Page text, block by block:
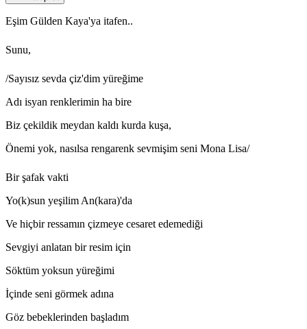
Eşim Gülden Kaya'ya itafen..
Sunu,
/Sayısız sevda çiz'dim yüreğime
Adı isyan renklerimin ha bire
Biz çekildik meydan kaldı kurda kuşa,
Önemi yok, nasılsa rengarenk sevmişim seni Mona Lisa/
Bir şafak vakti
Yo(k)sun yeşilim An(kara)'da
Ve hiçbir ressamın çizmeye cesaret edemediği
Sevgiyi anlatan bir resim için
Söktüm yoksun yüreğimi
İçinde seni görmek adına
Göz bebeklerinden başladım